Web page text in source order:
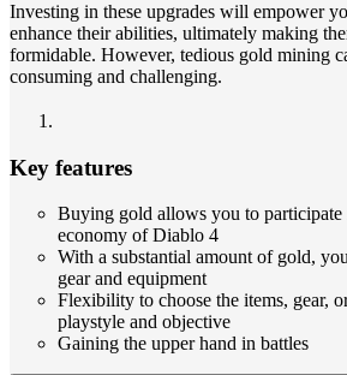
Investing in these upgrades will empower
enhance their abilities, ultimately making
formidable. However, tedious gold mining
consuming and challenging.
Key features
Buying gold allows you to participate
economy of Diablo 4
With a substantial amount of gold,
gear and equipment
Flexibility to choose the items, gear,
playstyle and objective
Gaining the upper hand in battles